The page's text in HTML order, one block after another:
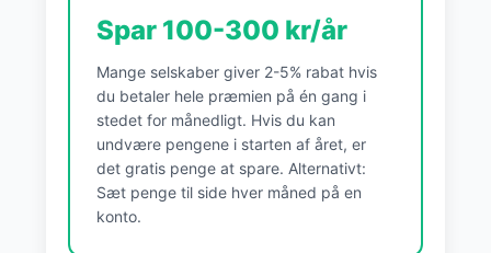
Spar 100-300 kr/år
Mange selskaber giver 2-5% rabat hvis
du betaler hele præmien på én gang i
stedet for månedligt. Hvis du kan
undvære pengene i starten af året, er
det gratis penge at spare. Alternativt:
Sæt penge til side hver måned på en
konto.